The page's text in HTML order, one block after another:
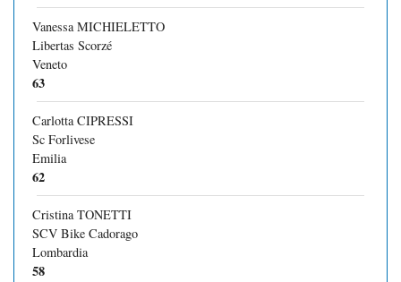
Vanessa MICHIELETTO
Libertas Scorzé
Veneto
63
Carlotta CIPRESSI
Sc Forlivese
Emilia
62
Cristina TONETTI
SCV Bike Cadorago
Lombardia
58